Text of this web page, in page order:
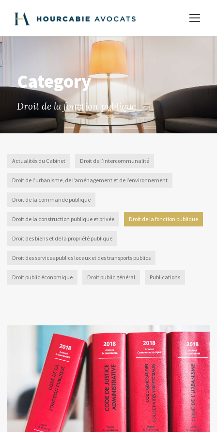
Category
Droit de la fonction publique
Actualités du Cabinet Droit de l’intercommunalité
Droit de l’urbanisme, de l’aménagement et de l’environnement
Droit de la commande publique
Droit de la construction publique et privée Droit de la fonction publique
Droit des biens et de la propriété publique
Droit des services publics locaux et des transports publics
Droit public économique Droit public général Publications